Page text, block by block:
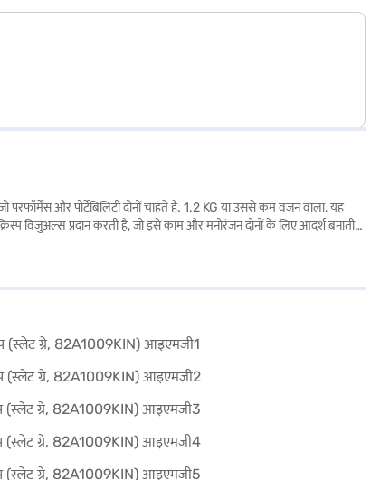
और पोर्टेबिलिटी दोनों चाहते हैं. 1.2 KG या उससे कम वज़न वाला, यह
विजुअल्स प्रदान करती है, जो इसे काम और मनोरंजन दोनों के लिए आदर्श बनाती
है, जबकि स्लीक स्लेट ग्रे फिनिश अत्याधुनिकता का स्पर्श देती है. खरीदारी करने के